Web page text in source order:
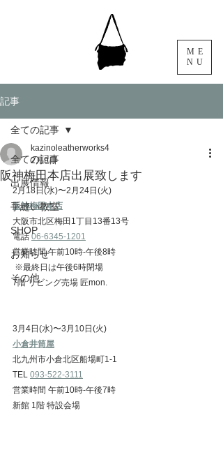
ME
NU
記事
全ての記事
出展情報
手縫い教室
SHOP
お知らせ
その他
全ての記事
阪神梅田本店出展致します
kazinoleatherworks4
2月9日
2月18日(水)〜2月24日(火)
阪神梅田本店​​​​​​​​​
大阪市北区梅田1丁目13番13号
電話 06-6345-1201
営業時間 午前10時-午後8時
※最終日は午後6時閉場
​7階 リビング売場 匠mon.
3月4日(水)〜3月10日(火)
小倉井筒屋​​​​​​​​​
北九州市小倉北区船場町1-1
TEL 093-522-3111
営業時間 午前10時-午後7時
新館 1階 特設会場